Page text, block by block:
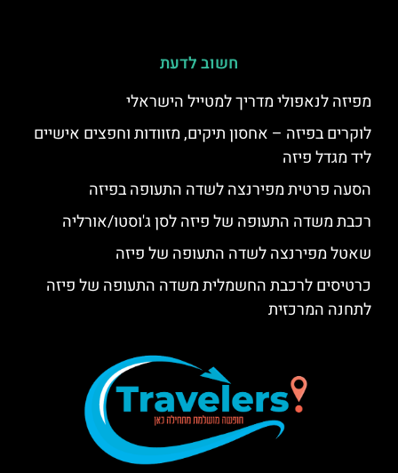
חשוב לדעת
מפיזה לנאפולי מדריך למטייל הישראלי
לוקרים בפיזה – אחסון תיקים, מזוודות וחפצים אישיים
ליד מגדל פיזה
הסעה פרטית מפירנצה לשדה התעופה בפיזה
רכבת משדה התעופה של פיזה לסן ג'וסטו/אורליה
שאטל מפירנצה לשדה התעופה של פיזה
כרטיסים לרכבת החשמלית משדה התעופה של פיזה
לתחנה המרכזית